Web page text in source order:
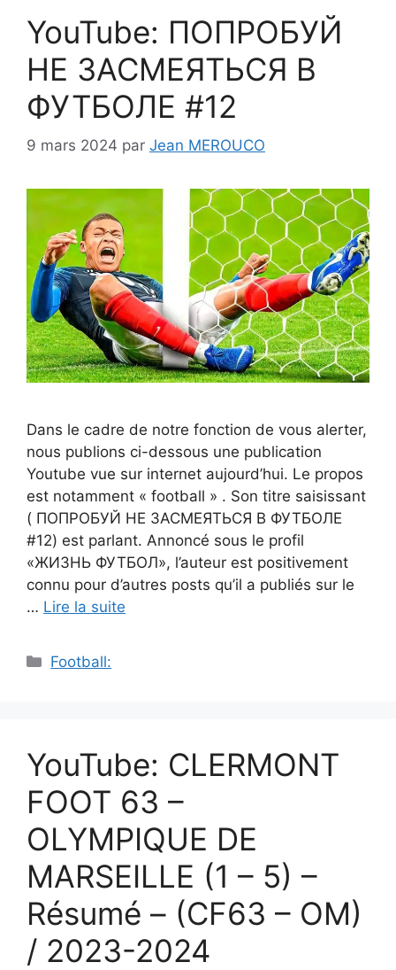
YouTube: ПОПРОБУЙ
НЕ ЗАСМЕЯТЬСЯ В
ФУТБОЛЕ #12
9 mars 2024 par Jean MEROUCO
Dans le cadre de notre fonction de vous alerter,
nous publions ci-dessous une publication
Youtube vue sur internet aujourd’hui. Le propos
est notamment « football » . Son titre saisissant
( ПОПРОБУЙ НЕ ЗАСМЕЯТЬСЯ В ФУТБОЛЕ
#12) est parlant. Annoncé sous le profil
«ЖИЗНЬ ФУТБОЛ», l’auteur est positivement
connu pour d’autres posts qu’il a publiés sur le
… Lire la suite
Catégories
Football:
YouTube: CLERMONT
FOOT 63 –
OLYMPIQUE DE
MARSEILLE (1 – 5) –
Résumé – (CF63 – OM)
/ 2023-2024